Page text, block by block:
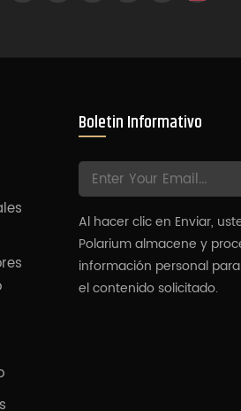
Boletin Informativo
Al hacer clic en Enviar,
Polarium almacene y
información personal
el contenido solicitado.